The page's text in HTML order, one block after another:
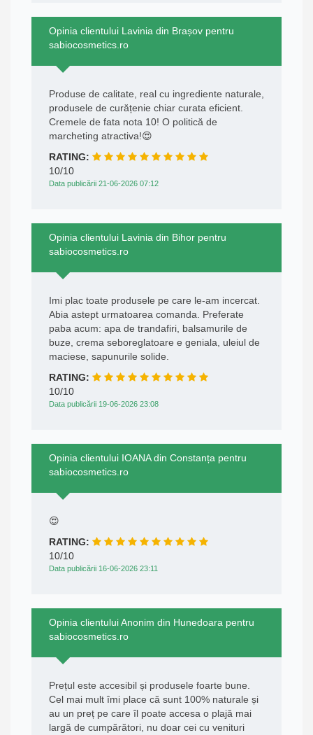
Opinia clientului Lavinia din Brașov pentru
sabiocosmetics.ro
Produse de calitate, real cu ingrediente naturale,
produsele de curățenie chiar curata eficient.
Cremele de fata nota 10! O politică de
marcheting atractiva!😍
RATING:
10/10
Data publicării 21-06-2026 07:12
Opinia clientului Lavinia din Bihor pentru
sabiocosmetics.ro
Imi plac toate produsele pe care le-am incercat.
Abia astept urmatoarea comanda. Preferate
paba acum: apa de trandafiri, balsamurile de
buze, crema seboreglatoare e geniala, uleiul de
maciese, sapunurile solide.
RATING:
10/10
Data publicării 19-06-2026 23:08
Opinia clientului IOANA din Constanța pentru
sabiocosmetics.ro
😍
RATING:
10/10
Data publicării 16-06-2026 23:11
Opinia clientului Anonim din Hunedoara pentru
sabiocosmetics.ro
Prețul este accesibil și produsele foarte bune.
Cel mai mult îmi place că sunt 100% naturale și
au un preț pe care îl poate accesa o plajă mai
largă de cumpărători, nu doar cei cu venituri